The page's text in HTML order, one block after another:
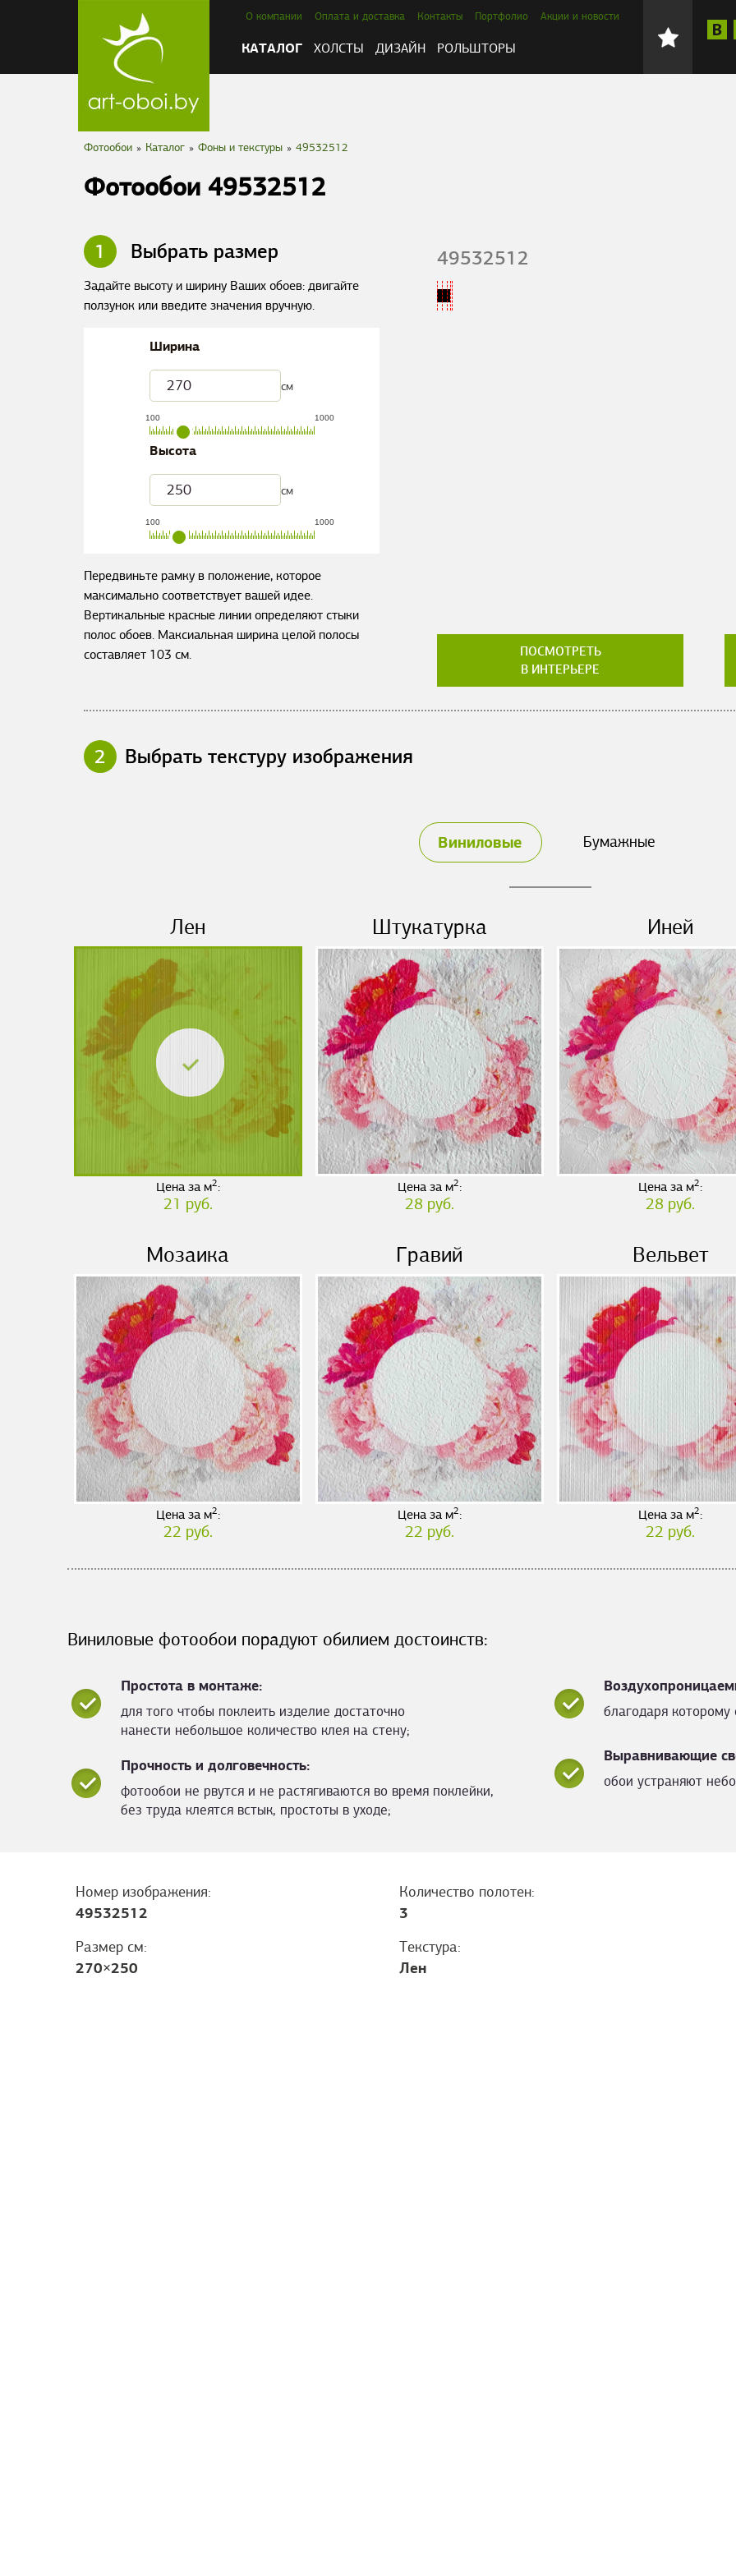
О компании Оплата и доставка Контакты Портфолио Акции и новости
КАТАЛОГ ХОЛСТЫ ДИЗАЙН РОЛЬШТОРЫ
Фотообои » Каталог » Фоны и текстуры » 49532512
Фотообои 49532512
1 Выбрать размер
Задайте высоту и ширину Ваших обоев: двигайте
ползунок или введите значения вручную.
Ширина
см
100 1000
Высота
см
100 1000
Передвиньте рамку в положение, которое
максимально соответствует вашей идее.
Вертикальные красные линии определяют стыки
полос обоев. Максиальная ширина целой полосы
составляет 103 см.
49532512
ПОСМОТРЕТЬ
В ИНТЕРЬЕРЕ
2 Выбрать текстуру изображения
Виниловые Бумажные
Лен
Цена за м2:
21 руб.
Штукатурка
Цена за м2:
28 руб.
Иней
Цена за м2:
28 руб.
Мозаика
Цена за м2:
22 руб.
Гравий
Цена за м2:
22 руб.
Вельвет
Цена за м2:
22 руб.
Виниловые фотообои порадуют обилием достоинств:
Простота в монтаже:
для того чтобы поклеить изделие достаточно
нанести небольшое количество клея на стену;
благодаря
Выравнивающие
обои устраняют
Прочность и долговечность:
фотообои не рвутся и не растягиваются во время поклейки,
без труда клеятся встык, простоты в уходе;
Номер изображения:
49532512
Количество полотен:
3
Размер см:
270×250
Текстура:
Лен